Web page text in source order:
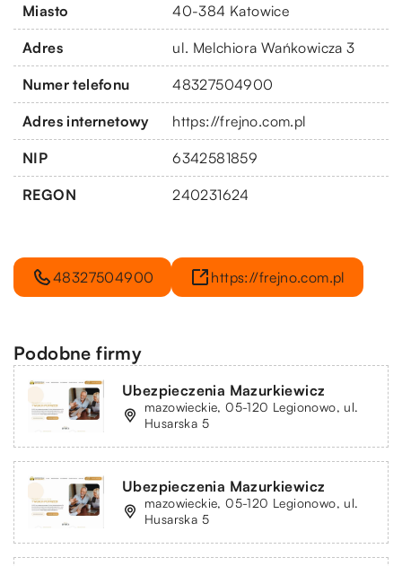
Miasto 40-384 Katowice
Adres ul. Melchiora Wańkowicza 3
Numer telefonu 48327504900
Adres internetowy https://frejno.com.pl
NIP 6342581859
REGON 240231624
48327504900 https://frejno.com.pl
Podobne firmy
Ubezpieczenia Mazurkiewicz
mazowieckie, 05-120 Legionowo, ul.
Husarska 5
Ubezpieczenia Mazurkiewicz
mazowieckie, 05-120 Legionowo, ul.
Husarska 5